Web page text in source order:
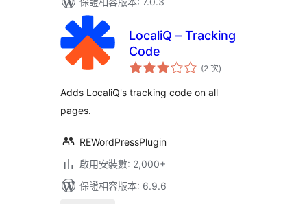
LocaliQ – Tracking
Code
(2 次評
分)
Adds LocaliQ's tracking code on all
pages.
REWordPressPlugin
啟用安裝數: 2,000+
保證相容版本: 6.9.6